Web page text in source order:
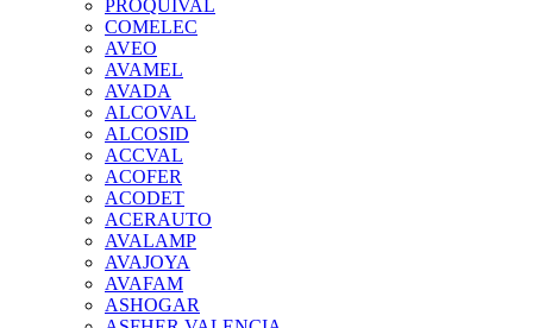
PROQUIVAL
COMELEC
AVEO
AVAMEL
AVADA
ALCOVAL
ALCOSID
ACCVAL
ACOFER
ACODET
ACERAUTO
AVALAMP
AVAJOYA
AVAFAM
ASHOGAR